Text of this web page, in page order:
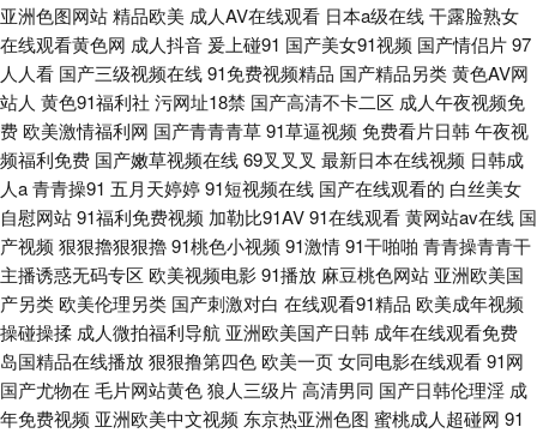
亚洲色图网站精品欧美 成人AV在线观看 日本a级在线干露脸熟女
在线观看黄色网 成人抖音 爰上碰91 国产美女91视频 国产情侣片97
人人看 国产三级视频在线91免费视频精品 国产精品另类黄色AV网
站人 黄色91福利社 污网址18禁 国产高清不卡二区 成人午夜视频免
费 欧美激情福利网 国产青青青草91草逼视频 免费看片日韩 午夜视
频福利免费 国产嫩草视频在线69叉叉叉 最新日本在线视频 日韩成
人a青青操91 五月天婷婷91短视频在线 国产在线观看的 白丝美女
自慰网站91福利免费视频 加勒比91AV91在线观看黄网站av在线 国
产视频 狠狠擼狠狠擼91桃色小视频 91激情91干啪啪 青青操青青干
主播诱惑无码专区 欧美视频电影91播放 麻豆桃色网站 亚洲欧美国
产另类 欧美伦理另类 国产刺激对白 在线观看91精品 欧美成年视频
操碰操揉 成人微拍福利导航 亚洲欧美国产日韩 成年在线观看免费
岛国精品在线播放狠狠撸第四色 欧美一页女同电影在线观看91网
国产尤物在 毛片网站黄色狼人三级片高清男同 国产日韩伦理淫 成
年免费视频 亚洲欧美中文视频 东京热亚洲色图 蜜桃成人超碰网 91